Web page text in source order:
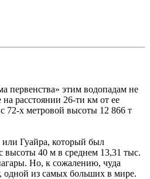
первенства» этим водопадам не
расстоянии 26-ти км от ее
72-х метровой высоты 12 866 т
или Гуайра, который был
высоты 40 м в среднем 13,31 тыс.
Но, к сожалению, чуда
одной из самых больших в мире.